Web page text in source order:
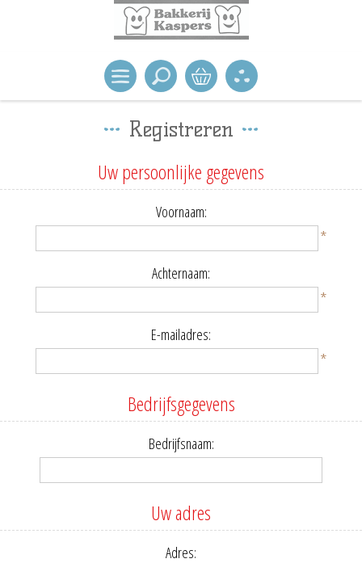
Registreren
Uw persoonlijke gegevens
Voornaam:
*
Achternaam:
*
E-mailadres:
*
Bedrijfsgegevens
Bedrijfsnaam:
Uw adres
Adres: